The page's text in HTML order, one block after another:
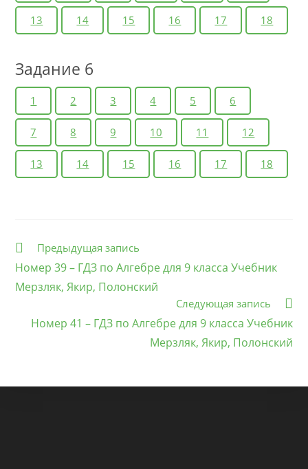
13 14 15 16 17 18
Задание 6
1 2 3 4 5 6
7 8 9 10 11 12
13 14 15 16 17 18
Еще
Предыдущая запись
Номер 39 – ГДЗ по Алгебре для 9 класса Учебник
Мерзляк, Якир, Полонский
Следующая запись
Номер 41 – ГДЗ по Алгебре для 9 класса Учебник
Мерзляк, Якир, Полонский